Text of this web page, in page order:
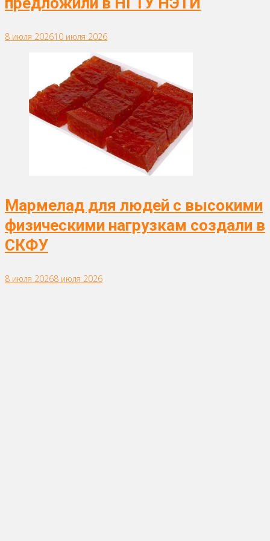
8 июля 202610 июля 2026
Мармелад для людей с высокими
физическими нагрузкам создали в
СКФУ
8 июля 20268 июля 2026